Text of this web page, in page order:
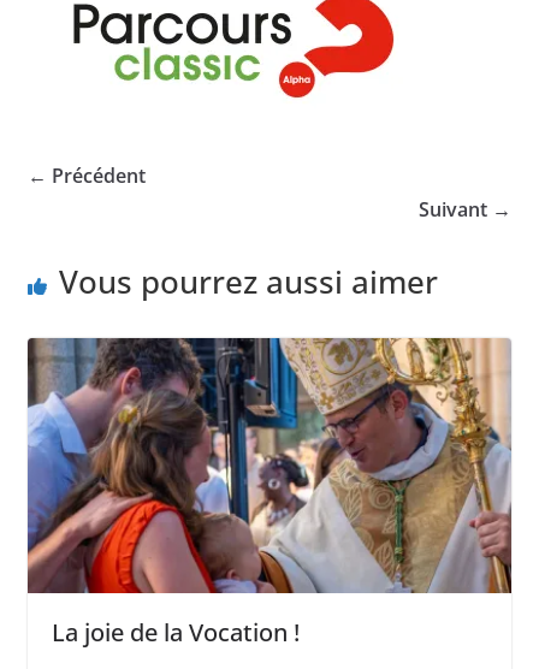
← Précédent
Suivant →
Vous pourrez aussi aimer
La joie de la Vocation !